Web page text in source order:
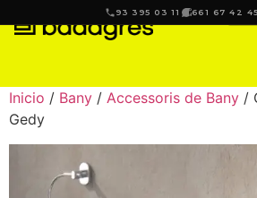
93 395 03 11 661 67 42 45
Inicio / Bany / Accessoris de Bany /
Gedy